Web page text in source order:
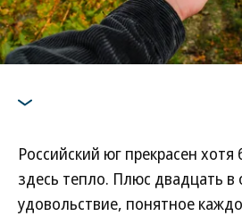
Российский юг прекрасен
здесь тепло. Плюс двадцать
удовольствие, понятное